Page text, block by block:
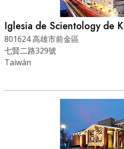
Iglesia de Scientology de
801624 高雄市前金區
七賢二路329號
Taiwán